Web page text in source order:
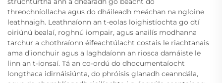
threochníollacha agus do dháileadh meáchan na ngloine
leathnaigh. Leathnaíonn an t-eolas loighistíochta go dtí
oiriúnú bealaí, roghnú iompair, agus anailís modhanna
tarchur a chothraíonn éifeachtúlacht costais le riachtanais
ama d’ionchuir agus a laghdaíonn an riosca damáiste le
linn an t-ionsaí. Tá an co-ordú do dhocumentaíocht
longthaca idirnáisiúnta, do phróisis glanadh ceanndála,